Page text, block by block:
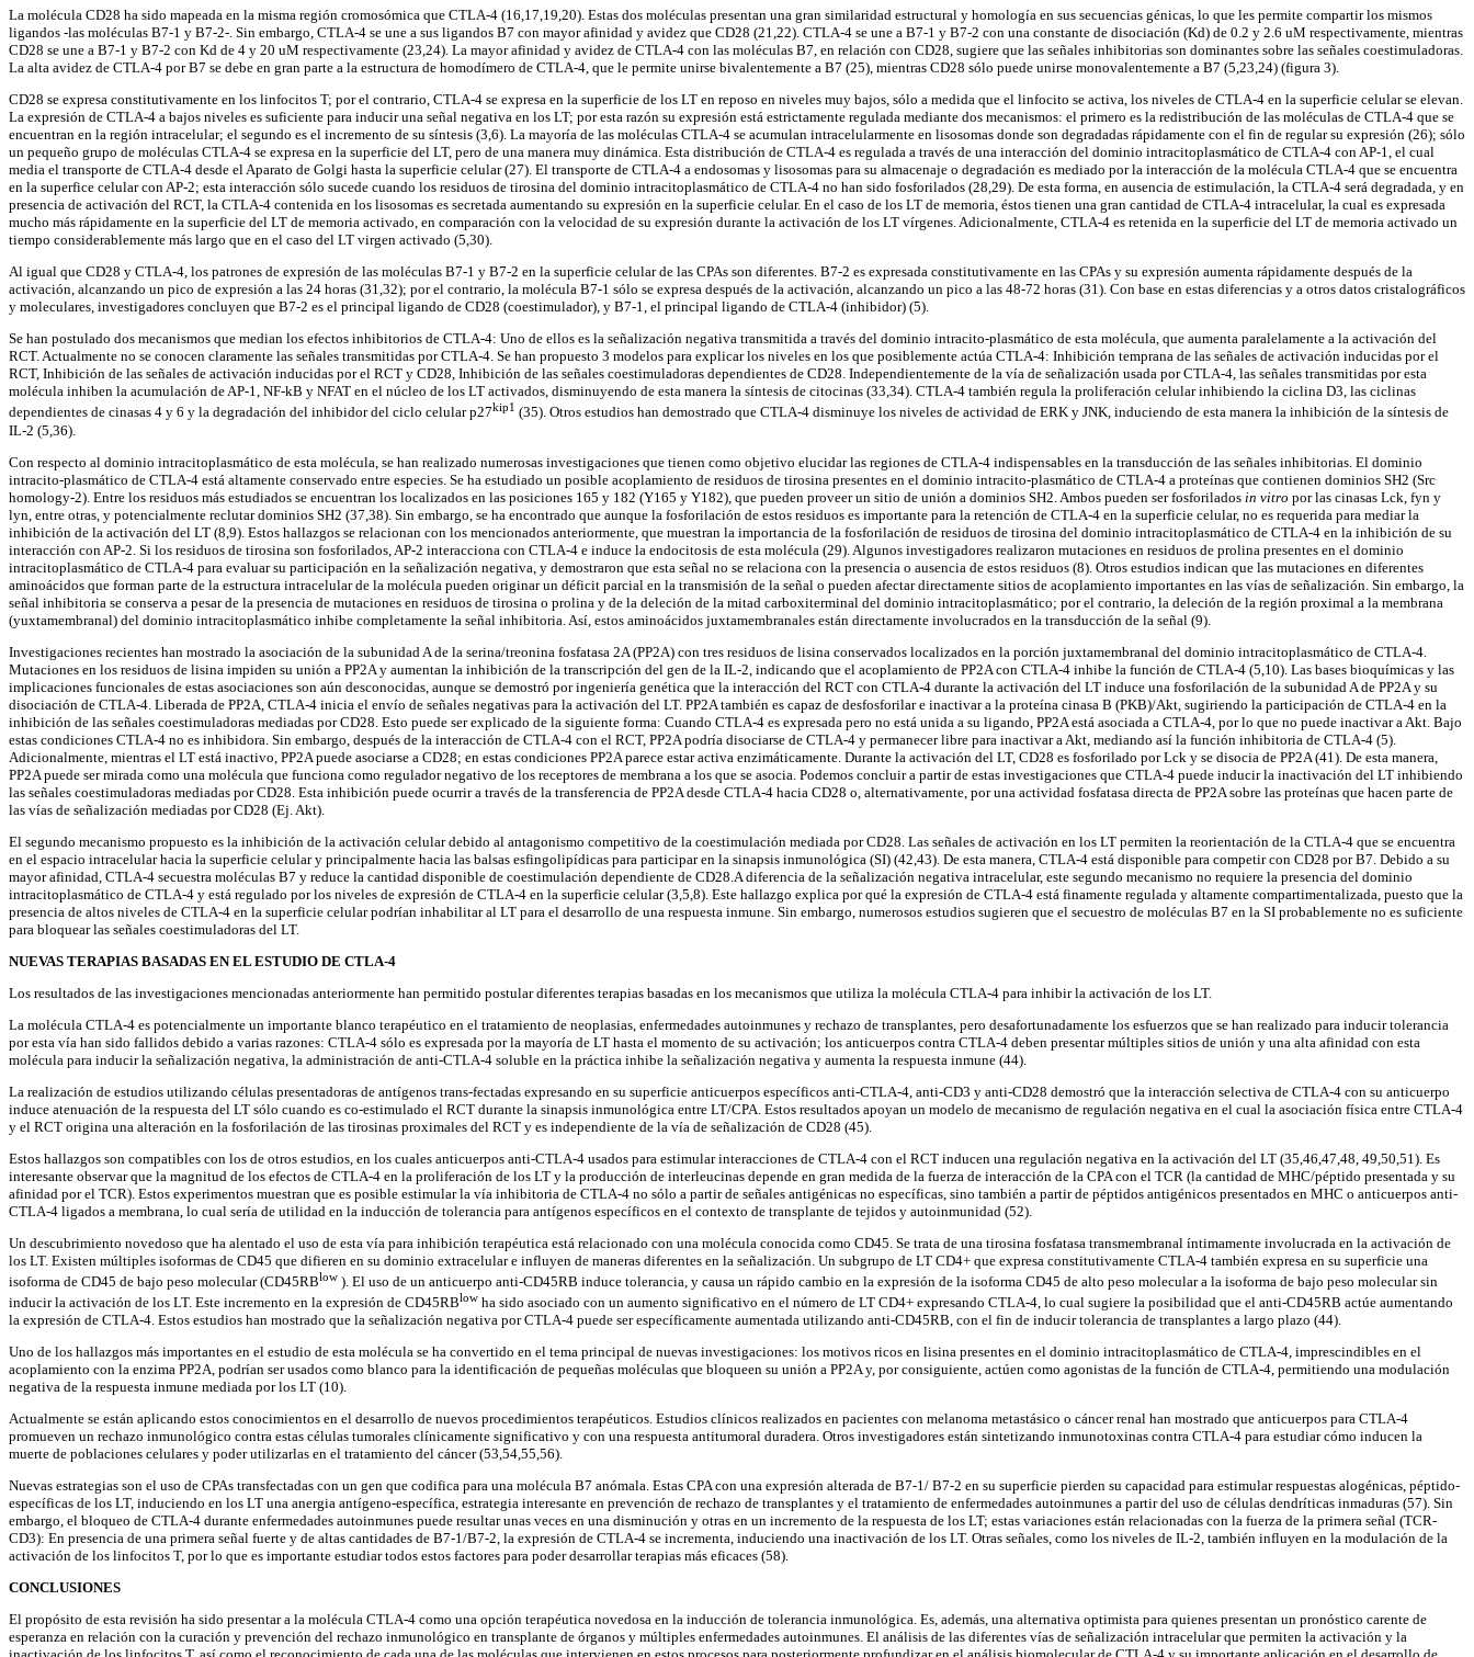
La molécula CD28 ha sido mapeada en la misma región cromosómica que CTLA-4 (16,17,19,20). Estas dos moléculas presentan una gran similaridad estructural y homología en sus secuencias génicas, lo que les permite compartir los mismos
ligandos -las moléculas B7-1 y B7-2-. Sin embargo, CTLA-4 se une a sus ligandos B7 con mayor afinidad y avidez que CD28 (21,22). CTLA-4 se une a B7-1 y B7-2 con una constante de disociación (Kd) de 0.2 y 2.6 uM respectivamente, mientras
CD28 se une a B7-1 y B7-2 con Kd de 4 y 20 uM respectivamente (23,24). La mayor afinidad y avidez de CTLA-4 con las moléculas B7, en relación con CD28, sugiere que las señales inhibitorias son dominantes sobre las señales coestimuladoras.
La alta avidez de CTLA-4 por B7 se debe en gran parte a la estructura de homodímero de CTLA-4, que le permite unirse bivalentemente a B7 (25), mientras CD28 sólo puede unirse monovalentemente a B7 (5,23,24) (figura 3).
CD28 se expresa constitutivamente en los linfocitos T; por el contrario, CTLA-4 se expresa en la superficie de los LT en reposo en niveles muy bajos, sólo a medida que el linfocito se activa, los niveles de CTLA-4 en la superficie celular se elevan.
La expresión de CTLA-4 a bajos niveles es suficiente para inducir una señal negativa en los LT; por esta razón su expresión está estrictamente regulada mediante dos mecanismos: el primero es la redistribución de las moléculas de CTLA-4 que se
encuentran en la región intracelular; el segundo es el incremento de su síntesis (3,6). La mayoría de las moléculas CTLA-4 se acumulan intracelularmente en lisosomas donde son degradadas rápidamente con el fin de regular su expresión (26); sólo
un pequeño grupo de moléculas CTLA-4 se expresa en la superficie del LT, pero de una manera muy dinámica. Esta distribución de CTLA-4 es regulada a través de una interacción del dominio intracitoplasmático de CTLA-4 con AP-1, el cual
media el transporte de CTLA-4 desde el Aparato de Golgi hasta la superficie celular (27). El transporte de CTLA-4 a endosomas y lisosomas para su almacenaje o degradación es mediado por la interacción de la molécula CTLA-4 que se encuentra
en la superfice celular con AP-2; esta interacción sólo sucede cuando los residuos de tirosina del dominio intracitoplasmático de CTLA-4 no han sido fosforilados (28,29). De esta forma, en ausencia de estimulación, la CTLA-4 será degradada, y en
presencia de activación del RCT, la CTLA-4 contenida en los lisosomas es secretada aumentando su expresión en la superficie celular. En el caso de los LT de memoria, éstos tienen una gran cantidad de CTLA-4 intracelular, la cual es expresada
mucho más rápidamente en la superficie del LT de memoria activado, en comparación con la velocidad de su expresión durante la activación de los LT vírgenes. Adicionalmente, CTLA-4 es retenida en la superficie del LT de memoria activado un
tiempo considerablemente más largo que en el caso del LT virgen activado (5,30).
Al igual que CD28 y CTLA-4, los patrones de expresión de las moléculas B7-1 y B7-2 en la superficie celular de las CPAs son diferentes. B7-2 es expresada constitutivamente en las CPAs y su expresión aumenta rápidamente después de la
activación, alcanzando un pico de expresión a las 24 horas (31,32); por el contrario, la molécula B7-1 sólo se expresa después de la activación, alcanzando un pico a las 48-72 horas (31). Con base en estas diferencias y a otros datos cristalográficos
y moleculares, investigadores concluyen que B7-2 es el principal ligando de CD28 (coestimulador), y B7-1, el principal ligando de CTLA-4 (inhibidor) (5).
Se han postulado dos mecanismos que median los efectos inhibitorios de CTLA-4: Uno de ellos es la señalización negativa transmitida a través del dominio intracito-plasmático de esta molécula, que aumenta paralelamente a la activación del
RCT. Actualmente no se conocen claramente las señales transmitidas por CTLA-4. Se han propuesto 3 modelos para explicar los niveles en los que posiblemente actúa CTLA-4: Inhibición temprana de las señales de activación inducidas por el
RCT, Inhibición de las señales de activación inducidas por el RCT y CD28, Inhibición de las señales coestimuladoras dependientes de CD28. Independientemente de la vía de señalización usada por CTLA-4, las señales transmitidas por esta
molécula inhiben la acumulación de AP-1, NF-kB y NFAT en el núcleo de los LT activados, disminuyendo de esta manera la síntesis de citocinas (33,34). CTLA-4 también regula la proliferación celular inhibiendo la ciclina D3, las ciclinas
dependientes de cinasas 4 y 6 y la degradación del inhibidor del ciclo celular p27kip1 (35). Otros estudios han demostrado que CTLA-4 disminuye los niveles de actividad de ERK y JNK, induciendo de esta manera la inhibición de la síntesis de
IL-2 (5,36).
Con respecto al dominio intracitoplasmático de esta molécula, se han realizado numerosas investigaciones que tienen como objetivo elucidar las regiones de CTLA-4 indispensables en la transducción de las señales inhibitorias. El dominio
intracito-plasmático de CTLA-4 está altamente conservado entre especies. Se ha estudiado un posible acoplamiento de residuos de tirosina presentes en el dominio intracito-plasmático de CTLA-4 a proteínas que contienen dominios SH2 (Src
homology-2). Entre los residuos más estudiados se encuentran los localizados en las posiciones 165 y 182 (Y165 y Y182), que pueden proveer un sitio de unión a dominios SH2. Ambos pueden ser fosforilados in vitro por las cinasas Lck, fyn y
lyn, entre otras, y potencialmente reclutar dominios SH2 (37,38). Sin embargo, se ha encontrado que aunque la fosforilación de estos residuos es importante para la retención de CTLA-4 en la superficie celular, no es requerida para mediar la
inhibición de la activación del LT (8,9). Estos hallazgos se relacionan con los mencionados anteriormente, que muestran la importancia de la fosforilación de residuos de tirosina del dominio intracitoplasmático de CTLA-4 en la inhibición de su
interacción con AP-2. Si los residuos de tirosina son fosforilados, AP-2 interacciona con CTLA-4 e induce la endocitosis de esta molécula (29). Algunos investigadores realizaron mutaciones en residuos de prolina presentes en el dominio
intracitoplasmático de CTLA-4 para evaluar su participación en la señalización negativa, y demostraron que esta señal no se relaciona con la presencia o ausencia de estos residuos (8). Otros estudios indican que las mutaciones en diferentes
aminoácidos que forman parte de la estructura intracelular de la molécula pueden originar un déficit parcial en la transmisión de la señal o pueden afectar directamente sitios de acoplamiento importantes en las vías de señalización. Sin embargo, la
señal inhibitoria se conserva a pesar de la presencia de mutaciones en residuos de tirosina o prolina y de la deleción de la mitad carboxiterminal del dominio intracitoplasmático; por el contrario, la deleción de la región proximal a la membrana
(yuxtamembranal) del dominio intracitoplasmático inhibe completamente la señal inhibitoria. Así, estos aminoácidos juxtamembranales están directamente involucrados en la transducción de la señal (9).
Investigaciones recientes han mostrado la asociación de la subunidad A de la serina/treonina fosfatasa 2A (PP2A) con tres residuos de lisina conservados localizados en la porción juxtamembranal del dominio intracitoplasmático de CTLA-4.
Mutaciones en los residuos de lisina impiden su unión a PP2A y aumentan la inhibición de la transcripción del gen de la IL-2, indicando que el acoplamiento de PP2A con CTLA-4 inhibe la función de CTLA-4 (5,10). Las bases bioquímicas y las
implicaciones funcionales de estas asociaciones son aún desconocidas, aunque se demostró por ingeniería genética que la interacción del RCT con CTLA-4 durante la activación del LT induce una fosforilación de la subunidad A de PP2A y su
disociación de CTLA-4. Liberada de PP2A, CTLA-4 inicia el envío de señales negativas para la activación del LT. PP2A también es capaz de desfosforilar e inactivar a la proteína cinasa B (PKB)/Akt, sugiriendo la participación de CTLA-4 en la
inhibición de las señales coestimuladoras mediadas por CD28. Esto puede ser explicado de la siguiente forma: Cuando CTLA-4 es expresada pero no está unida a su ligando, PP2A está asociada a CTLA-4, por lo que no puede inactivar a Akt. Bajo
estas condiciones CTLA-4 no es inhibidora. Sin embargo, después de la interacción de CTLA-4 con el RCT, PP2A podría disociarse de CTLA-4 y permanecer libre para inactivar a Akt, mediando así la función inhibitoria de CTLA-4 (5).
Adicionalmente, mientras el LT está inactivo, PP2A puede asociarse a CD28; en estas condiciones PP2A parece estar activa enzimáticamente. Durante la activación del LT, CD28 es fosforilado por Lck y se disocia de PP2A (41). De esta manera,
PP2A puede ser mirada como una molécula que funciona como regulador negativo de los receptores de membrana a los que se asocia. Podemos concluir a partir de estas investigaciones que CTLA-4 puede inducir la inactivación del LT inhibiendo
las señales coestimuladoras mediadas por CD28. Esta inhibición puede ocurrir a través de la transferencia de PP2A desde CTLA-4 hacia CD28 o, alternativamente, por una actividad fosfatasa directa de PP2A sobre las proteínas que hacen parte de
las vías de señalización mediadas por CD28 (Ej. Akt).
El segundo mecanismo propuesto es la inhibición de la activación celular debido al antagonismo competitivo de la coestimulación mediada por CD28. Las señales de activación en los LT permiten la reorientación de la CTLA-4 que se encuentra
en el espacio intracelular hacia la superficie celular y principalmente hacia las balsas esfingolipídicas para participar en la sinapsis inmunológica (SI) (42,43). De esta manera, CTLA-4 está disponible para competir con CD28 por B7. Debido a su
mayor afinidad, CTLA-4 secuestra moléculas B7 y reduce la cantidad disponible de coestimulación dependiente de CD28.A diferencia de la señalización negativa intracelular, este segundo mecanismo no requiere la presencia del dominio
intracitoplasmático de CTLA-4 y está regulado por los niveles de expresión de CTLA-4 en la superficie celular (3,5,8). Este hallazgo explica por qué la expresión de CTLA-4 está finamente regulada y altamente compartimentalizada, puesto que la
presencia de altos niveles de CTLA-4 en la superficie celular podrían inhabilitar al LT para el desarrollo de una respuesta inmune. Sin embargo, numerosos estudios sugieren que el secuestro de moléculas B7 en la SI probablemente no es suficiente
para bloquear las señales coestimuladoras del LT.
NUEVAS TERAPIAS BASADAS EN EL ESTUDIO DE CTLA-4
Los resultados de las investigaciones mencionadas anteriormente han permitido postular diferentes terapias basadas en los mecanismos que utiliza la molécula CTLA-4 para inhibir la activación de los LT.
La molécula CTLA-4 es potencialmente un importante blanco terapéutico en el tratamiento de neoplasias, enfermedades autoinmunes y rechazo de transplantes, pero desafortunadamente los esfuerzos que se han realizado para inducir tolerancia
por esta vía han sido fallidos debido a varias razones: CTLA-4 sólo es expresada por la mayoría de LT hasta el momento de su activación; los anticuerpos contra CTLA-4 deben presentar múltiples sitios de unión y una alta afinidad con esta
molécula para inducir la señalización negativa, la administración de anti-CTLA-4 soluble en la práctica inhibe la señalización negativa y aumenta la respuesta inmune (44).
La realización de estudios utilizando células presentadoras de antígenos trans-fectadas expresando en su superficie anticuerpos específicos anti-CTLA-4, anti-CD3 y anti-CD28 demostró que la interacción selectiva de CTLA-4 con su anticuerpo
induce atenuación de la respuesta del LT sólo cuando es co-estimulado el RCT durante la sinapsis inmunológica entre LT/CPA. Estos resultados apoyan un modelo de mecanismo de regulación negativa en el cual la asociación física entre CTLA-4
y el RCT origina una alteración en la fosforilación de las tirosinas proximales del RCT y es independiente de la vía de señalización de CD28 (45).
Estos hallazgos son compatibles con los de otros estudios, en los cuales anticuerpos anti-CTLA-4 usados para estimular interacciones de CTLA-4 con el RCT inducen una regulación negativa en la activación del LT (35,46,47,48, 49,50,51). Es
interesante observar que la magnitud de los efectos de CTLA-4 en la proliferación de los LT y la producción de interleucinas depende en gran medida de la fuerza de interacción de la CPA con el TCR (la cantidad de MHC/péptido presentada y su
afinidad por el TCR). Estos experimentos muestran que es posible estimular la vía inhibitoria de CTLA-4 no sólo a partir de señales antigénicas no específicas, sino también a partir de péptidos antigénicos presentados en MHC o anticuerpos anti-
CTLA-4 ligados a membrana, lo cual sería de utilidad en la inducción de tolerancia para antígenos específicos en el contexto de transplante de tejidos y autoinmunidad (52).
Un descubrimiento novedoso que ha alentado el uso de esta vía para inhibición terapéutica está relacionado con una molécula conocida como CD45. Se trata de una tirosina fosfatasa transmembranal íntimamente involucrada en la activación de
los LT. Existen múltiples isoformas de CD45 que difieren en su dominio extracelular e influyen de maneras diferentes en la señalización. Un subgrupo de LT CD4+ que expresa constitutivamente CTLA-4 también expresa en su superficie una
isoforma de CD45 de bajo peso molecular (CD45RBlow ). El uso de un anticuerpo anti-CD45RB induce tolerancia, y causa un rápido cambio en la expresión de la isoforma CD45 de alto peso molecular a la isoforma de bajo peso molecular sin
inducir la activación de los LT. Este incremento en la expresión de CD45RBlow ha sido asociado con un aumento significativo en el número de LT CD4+ expresando CTLA-4, lo cual sugiere la posibilidad que el anti-CD45RB actúe aumentando
la expresión de CTLA-4. Estos estudios han mostrado que la señalización negativa por CTLA-4 puede ser específicamente aumentada utilizando anti-CD45RB, con el fin de inducir tolerancia de transplantes a largo plazo (44).
Uno de los hallazgos más importantes en el estudio de esta molécula se ha convertido en el tema principal de nuevas investigaciones: los motivos ricos en lisina presentes en el dominio intracitoplasmático de CTLA-4, imprescindibles en el
acoplamiento con la enzima PP2A, podrían ser usados como blanco para la identificación de pequeñas moléculas que bloqueen su unión a PP2A y, por consiguiente, actúen como agonistas de la función de CTLA-4, permitiendo una modulación
negativa de la respuesta inmune mediada por los LT (10).
Actualmente se están aplicando estos conocimientos en el desarrollo de nuevos procedimientos terapéuticos. Estudios clínicos realizados en pacientes con melanoma metastásico o cáncer renal han mostrado que anticuerpos para CTLA-4
promueven un rechazo inmunológico contra estas células tumorales clínicamente significativo y con una respuesta antitumoral duradera. Otros investigadores están sintetizando inmunotoxinas contra CTLA-4 para estudiar cómo inducen la
muerte de poblaciones celulares y poder utilizarlas en el tratamiento del cáncer (53,54,55,56).
Nuevas estrategias son el uso de CPAs transfectadas con un gen que codifica para una molécula B7 anómala. Estas CPA con una expresión alterada de B7-1/ B7-2 en su superficie pierden su capacidad para estimular respuestas alogénicas, péptido-
específicas de los LT, induciendo en los LT una anergia antígeno-específica, estrategia interesante en prevención de rechazo de transplantes y el tratamiento de enfermedades autoinmunes a partir del uso de células dendríticas inmaduras (57). Sin
embargo, el bloqueo de CTLA-4 durante enfermedades autoinmunes puede resultar unas veces en una disminución y otras en un incremento de la respuesta de los LT; estas variaciones están relacionadas con la fuerza de la primera señal (TCR-
CD3): En presencia de una primera señal fuerte y de altas cantidades de B7-1/B7-2, la expresión de CTLA-4 se incrementa, induciendo una inactivación de los LT. Otras señales, como los niveles de IL-2, también influyen en la modulación de la
activación de los linfocitos T, por lo que es importante estudiar todos estos factores para poder desarrollar terapias más eficaces (58).
CONCLUSIONES
El propósito de esta revisión ha sido presentar a la molécula CTLA-4 como una opción terapéutica novedosa en la inducción de tolerancia inmunológica. Es, además, una alternativa optimista para quienes presentan un pronóstico carente de
esperanza en relación con la curación y prevención del rechazo inmunológico en transplante de órganos y múltiples enfermedades autoinmunes. El análisis de las diferentes vías de señalización intracelular que permiten la activación y la